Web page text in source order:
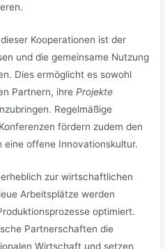
Kooperationen ist der
und die gemeinsame Nutzung
Dies ermöglicht es sowohl
Partnern, ihreProjekte
Regelmäßige
fördern zudem den
offene Innovationskultur.
zur wirtschaftlichen
Arbeitsplätze werden
optimiert.
Partnerschaften die
Wirtschaft und setzen